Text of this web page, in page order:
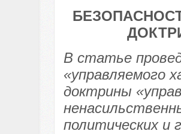
В cтaтьe
«упрaвляeмого
доктрины
политичecких и